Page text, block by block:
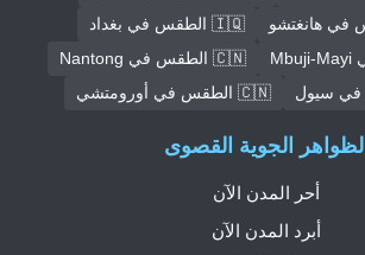
🇮🇶 الطقس في بغداد
🇨🇳 الطقس في Nantong
🇨🇳 الطقس في أورومتشي
الظواهر الجوية القصوى
أحر المدن الآن
أبرد المدن الآن